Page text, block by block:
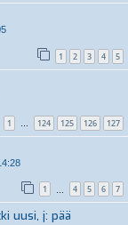
1 2 3 4 5
1 … 124 125 126 127
1 4 5 6 7
uusi, j: pää